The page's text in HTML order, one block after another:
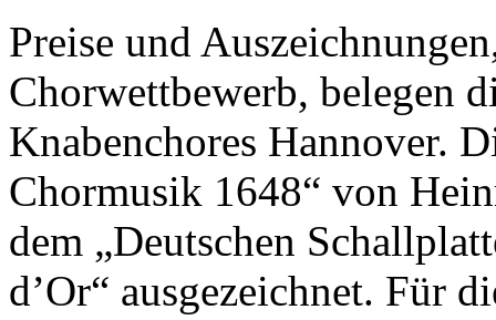
Preise und
Chorwettbewerb, belegen
Knabenchores Hannover.
Chormusik 1648“ von
dem „Deutschen
d’Or“ ausgezeichnet. Für